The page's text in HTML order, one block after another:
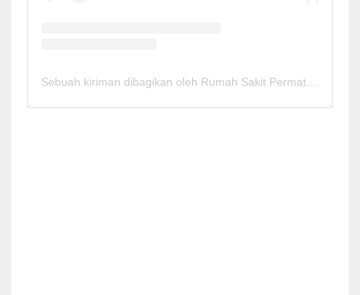
Sebuah kiriman dibagikan oleh Rumah Sakit Permata Cirebon (@rspermatacirebon)